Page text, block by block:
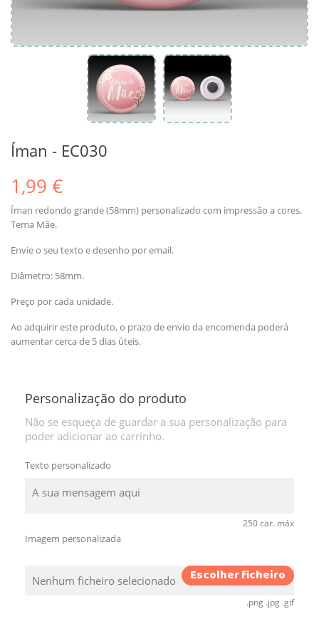
Íman - EC030
1,99 €
Íman redondo grande (58mm) personalizado com impressão a cores.
Tema Mãe.
Envie o seu texto e desenho por email.
Diâmetro: 58mm.
Preço por cada unidade.
Ao adquirir este produto, o prazo de envio da encomenda poderá
aumentar cerca de 5 dias úteis.
Personalização do produto
Não se esqueça de guardar a sua personalização para
poder adicionar ao carrinho.
Texto personalizado
250 car. máx
Imagem personalizada
Nenhum ficheiro selecionado Escolher ficheiro
.png .jpg .gif